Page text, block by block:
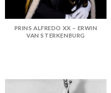
PRINS ALFREDO XX – ERWIN
VAN STERKENBURG